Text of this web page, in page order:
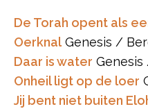
De Torah opent als
OerknalGenesis /
Daar is water Genesis
Onheil ligt op de loer
Jij bent niet buiten